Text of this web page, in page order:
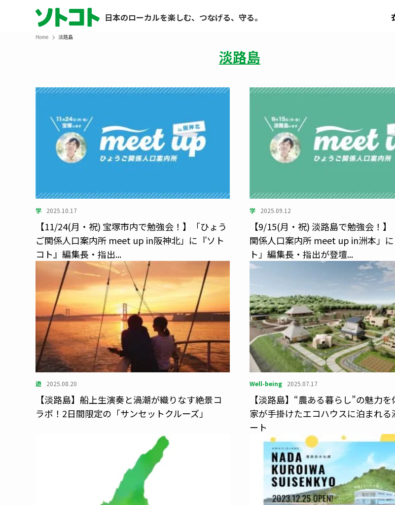
日本のローカルを楽しむ、つなげる、守る。
Home 淡路島
淡路島
学 2025.10.17
【11/24(月・祝) 宝塚市内で勉強会！】「ひょう
ご関係人口案内所 meet up in阪神北」に『ソト
コト』編集長・指出...
学 2025.09.12
【9/15(月・祝) 淡路島で勉強会！
関係人口案内所 meet up in洲本」
ト」編集長・指出が登壇...
遊 2025.08.20
【淡路島】船上生演奏と渦潮が織りなす絶景コ
ラボ！2日間限定の「サンセットクルーズ」
Well-being 2025.07.17
【淡路島】“農ある暮らし”の魅力
家が手掛けたエコハウスに泊まれる
ート